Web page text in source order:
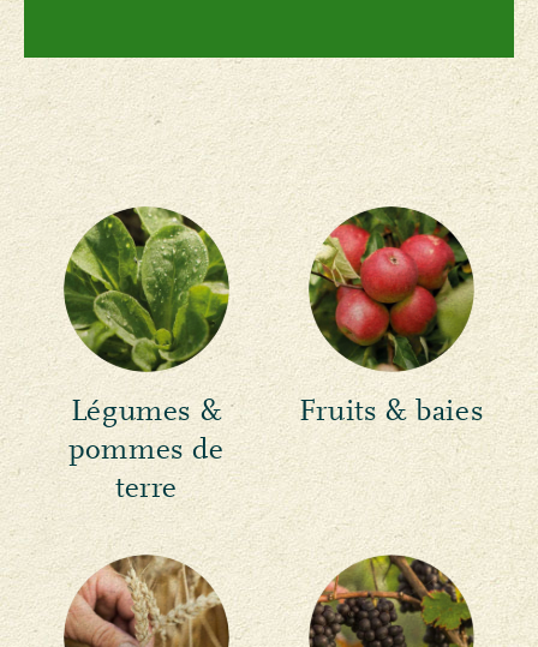
Légumes &
pommes de
terre
Fruits & baies